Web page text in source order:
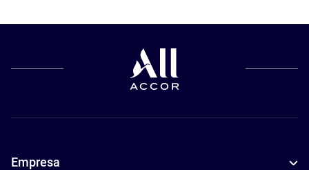
Empresa